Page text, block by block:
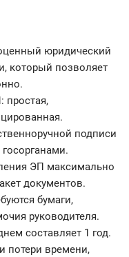
юридический
который позволяет
простая,
подписи
ЭП максимально
документов.
бумаги,
руководителя.
составляет 1 год.
потери времени,